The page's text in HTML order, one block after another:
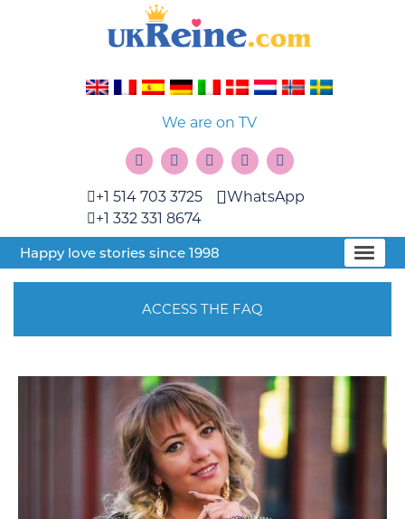
We are on TV
+1 514 703 3725
+1 332 331 8674
WhatsApp
Happy love stories since 1998
ACCESS THE FAQ